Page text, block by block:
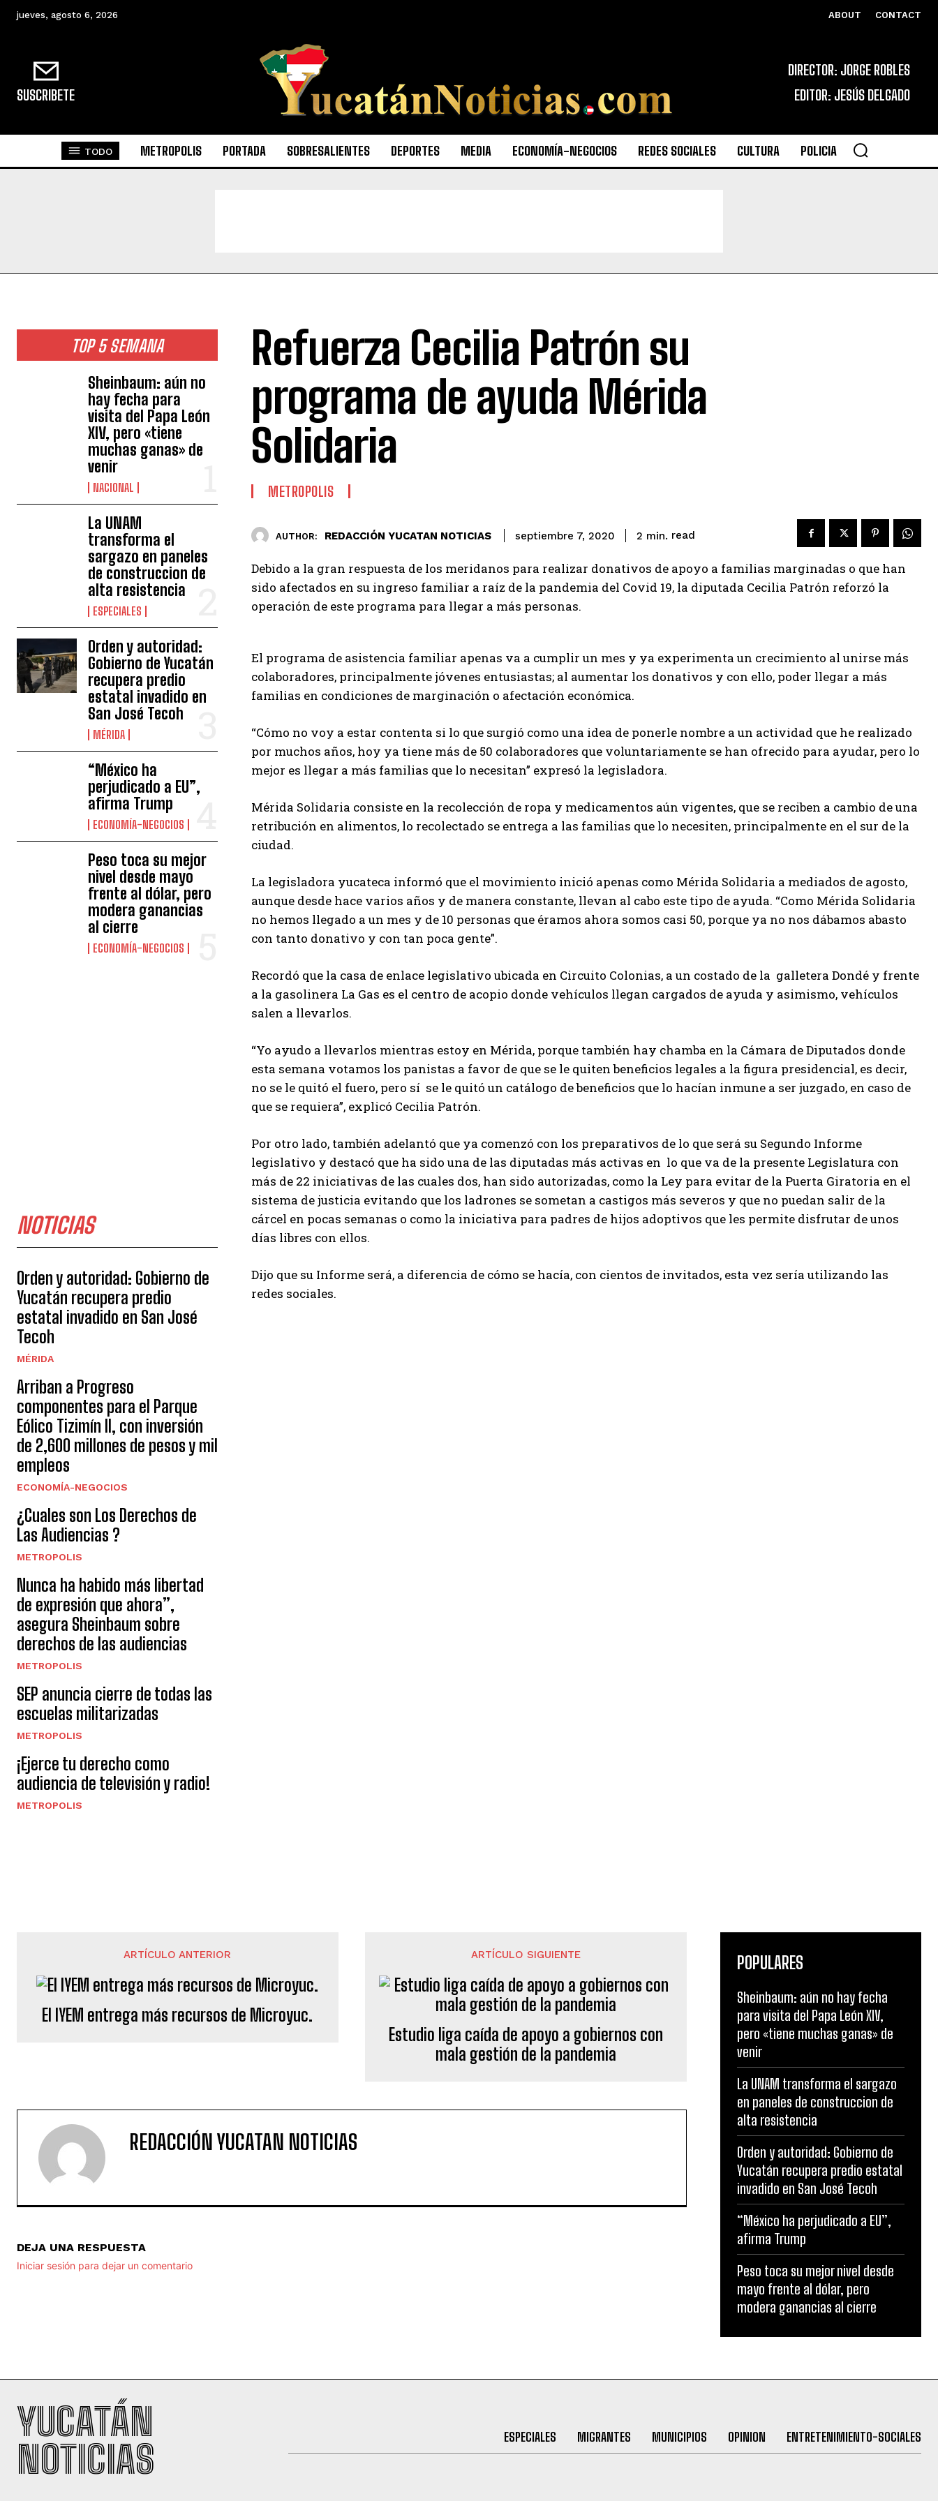
jueves, agosto 6, 2026 ABOUT CONTACT
SUSCRIBETE
DIRECTOR: JORGE ROBLES
EDITOR: JESÚS DELGADO
TODO METROPOLIS PORTADA SOBRESALIENTES DEPORTES MEDIA ECONOMÍA-NEGOCIOS REDES SOCIALES CULTURA POLICIA
TOP 5 SEMANA
Sheinbaum: aún no
hay fecha para
visita del Papa León
XIV, pero «tiene
muchas ganas» de
venir
NACIONAL
La UNAM
transforma el
sargazo en paneles
de construccion de
alta resistencia
ESPECIALES
Orden y autoridad:
Gobierno de Yucatán
recupera predio
estatal invadido en
San José Tecoh
MÉRIDA
“México ha
perjudicado a EU”,
afirma Trump
ECONOMÍA-NEGOCIOS
Peso toca su mejor
nivel desde mayo
frente al dólar, pero
modera ganancias
al cierre
ECONOMÍA-NEGOCIOS
NOTICIAS
Orden y autoridad: Gobierno de
Yucatán recupera predio
estatal invadido en San José
Tecoh
MÉRIDA
Arriban a Progreso
componentes para el Parque
Eólico Tizimín II, con inversión
de 2,600 millones de pesos y mil
empleos
ECONOMÍA-NEGOCIOS
¿Cuales son Los Derechos de
Las Audiencias ?
METROPOLIS
Nunca ha habido más libertad
de expresión que ahora”,
asegura Sheinbaum sobre
derechos de las audiencias
METROPOLIS
SEP anuncia cierre de todas las
escuelas militarizadas
METROPOLIS
¡Ejerce tu derecho como
audiencia de televisión y radio!
METROPOLIS
Refuerza Cecilia Patrón su
programa de ayuda Mérida
Solidaria
METROPOLIS
AUTHOR: REDACCIÓN YUCATAN NOTICIAS septiembre 7, 2020 2 min. read
Debido a la gran respuesta de los meridanos para realizar donativos de apoyo a familias marginadas o que han
sido afectados en su ingreso familiar a raíz de la pandemia del Covid 19, la diputada Cecilia Patrón reforzó la
operación de este programa para llegar a más personas.
El programa de asistencia familiar apenas va a cumplir un mes y ya experimenta un crecimiento al unirse más
colaboradores, principalmente jóvenes entusiastas; al aumentar los donativos y con ello, poder llegar a más
familias en condiciones de marginación o afectación económica.
“Cómo no voy a estar contenta si lo que surgió como una idea de ponerle nombre a un actividad que he realizado
por muchos años, hoy ya tiene más de 50 colaboradores que voluntariamente se han ofrecido para ayudar, pero lo
mejor es llegar a más familias que lo necesitan” expresó la legisladora.
Mérida Solidaria consiste en la recolección de ropa y medicamentos aún vigentes, que se reciben a cambio de una
retribución en alimentos, lo recolectado se entrega a las familias que lo necesiten, principalmente en el sur de la
ciudad.
La legisladora yucateca informó que el movimiento inició apenas como Mérida Solidaria a mediados de agosto,
aunque desde hace varios años y de manera constante, llevan al cabo este tipo de ayuda. “Como Mérida Solidaria
no hemos llegado a un mes y de 10 personas que éramos ahora somos casi 50, porque ya no nos dábamos abasto
con tanto donativo y con tan poca gente”.
Recordó que la casa de enlace legislativo ubicada en Circuito Colonias, a un costado de la galletera Dondé y frente
a la gasolinera La Gas es el centro de acopio donde vehículos llegan cargados de ayuda y asimismo, vehículos
salen a llevarlos.
“Yo ayudo a llevarlos mientras estoy en Mérida, porque también hay chamba en la Cámara de Diputados donde
esta semana votamos los panistas a favor de que se le quiten beneficios legales a la figura presidencial, es decir,
no se le quitó el fuero, pero sí se le quitó un catálogo de beneficios que lo hacían inmune a ser juzgado, en caso de
que se requiera”, explicó Cecilia Patrón.
Por otro lado, también adelantó que ya comenzó con los preparativos de lo que será su Segundo Informe
legislativo y destacó que ha sido una de las diputadas más activas en lo que va de la presente Legislatura con
más de 22 iniciativas de las cuales dos, han sido autorizadas, como la Ley para evitar de la Puerta Giratoria en el
sistema de justicia evitando que los ladrones se sometan a castigos más severos y que no puedan salir de la
cárcel en pocas semanas o como la iniciativa para padres de hijos adoptivos que les permite disfrutar de unos
días libres con ellos.
Dijo que su Informe será, a diferencia de cómo se hacía, con cientos de invitados, esta vez sería utilizando las
redes sociales.
ARTÍCULO ANTERIOR
El IYEM entrega más recursos de Microyuc.
ARTÍCULO SIGUIENTE
Estudio liga caída de apoyo a gobiernos con
mala gestión de la pandemia
REDACCIÓN YUCATAN NOTICIAS
DEJA UNA RESPUESTA
Iniciar sesión para dejar un comentario
POPULARES
Sheinbaum: aún no hay fecha
para visita del Papa León XIV,
pero «tiene muchas ganas» de
venir
La UNAM transforma el sargazo
en paneles de construccion de
alta resistencia
Orden y autoridad: Gobierno de
Yucatán recupera predio estatal
invadido en San José Tecoh
“México ha perjudicado a EU”,
afirma Trump
Peso toca su mejor nivel desde
mayo frente al dólar, pero
modera ganancias al cierre
YUCATÁN
NOTICIAS
ESPECIALES MIGRANTES MUNICIPIOS OPINION ENTRETENIMIENTO-SOCIALES